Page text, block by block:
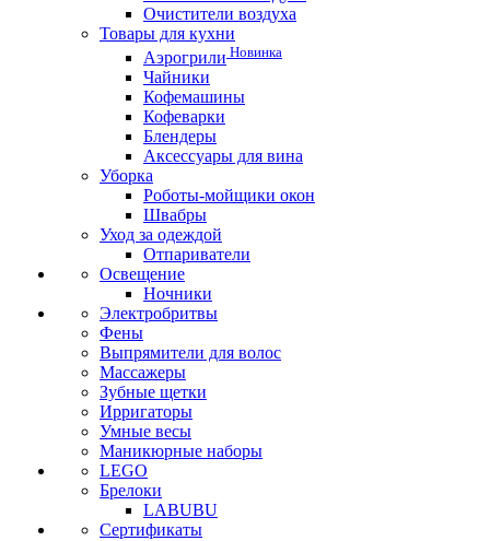
Очистители воздуха
Товары для кухни
Аэрогрили Новинка
Чайники
Кофемашины
Кофеварки
Блендеры
Аксессуары для вина
Уборка
Роботы-мойщики окон
Швабры
Уход за одеждой
Отпариватели
Освещение
Ночники
Электробритвы
Фены
Выпрямители для волос
Массажеры
Зубные щетки
Ирригаторы
Умные весы
Маникюрные наборы
LEGO
Брелоки
LABUBU
Сертификаты